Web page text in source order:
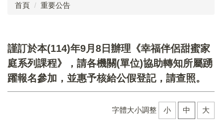
首頁 重要公告
謹訂於本(114)年9月8日辦理《幸福伴侶甜蜜家
庭系列課程》，請各機關(單位)協助轉知所屬踴
躍報名參加，並惠予核給公假登記，請查照。
字體大小調整 小 中
大